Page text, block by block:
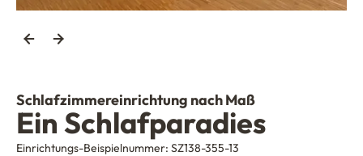
Schlafzimmereinrichtung nach Maß
Ein Schlafparadies
Einrichtungs-Beispielnummer: SZ138-355-13